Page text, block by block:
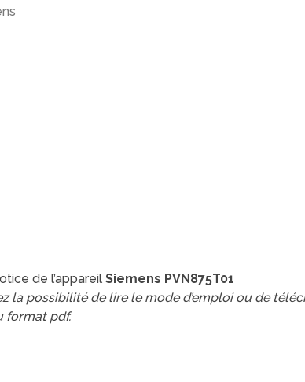
de l’appareil Siemens PVN875T01
la possibilité de lire le mode d’emploi ou de
format pdf.